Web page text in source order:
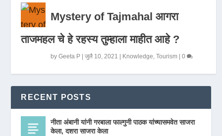
Mystery of Tajmahal आगरा
ताजमहल चे हे रहस्य तुम्हाला माहीत आहे ?
byGeeta P |जुलै 10, 2021 Knowledge,Tourism |0
RECENT POSTS
नीता अंबानी यांनी गरबाला फाल्गुनी पाठक यांच्यासमवेत साजरा
केला, दशरा साजरा केला